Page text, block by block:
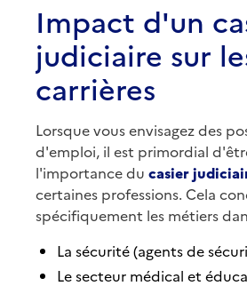
Impact d'un
judiciaire sur
carrières
Lorsque vous envisagez des
d'emploi, il est primordial
l'importance du casier
certaines professions. Cela
spécifiquement les métiers
La sécurité (agents de
Le secteur médical et